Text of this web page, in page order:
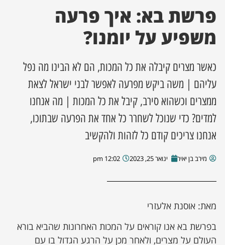
מסע מלחמה
מקומית
עסקים
פרשת בא: איך פרעה
משפיע על יומנו?
כאשר מצרים קיבלה את כל המכות, הם לא הבינו מה נפל
עליהם | משה ביקש מפרעה לאפשר לבני ישראל לצאת
ממצרים וכשהוא סירב, קיבל את כל המכות | מה אנחנו
למדים? כדי שנוכל לשחרר כל אחד את הפרעה שבתוכו,
אנחנו צריכים קודם כל לזהות ולהקשיב
מירב בן יאיר ינואר 25, 2023 12:02 pm
מאת: אוסנת אלעזרי
בפרשת בא אנו קוראים על המכות האחרונות שהביא בורא
העולם על מצרים, ולאחר מכן על הרגע הגדול בו עם